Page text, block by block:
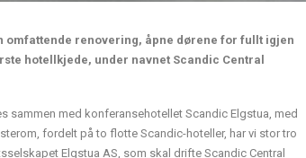
omfattende renovering, åpne dørene for fullt igjen
hotellkjede, under navnet Scandic Central
sammen med konferansehotellet Scandic Elgstua, med
fordelt på to flotte Scandic-hoteller, har vi stor tro
Elgstua AS, som skal drifte Scandic Central